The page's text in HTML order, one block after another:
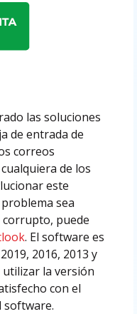
las soluciones
de entrada de
correos
de los
este
sea
corrupto, puede
. El software es
2016, 2013 y
la versión
con el
software.